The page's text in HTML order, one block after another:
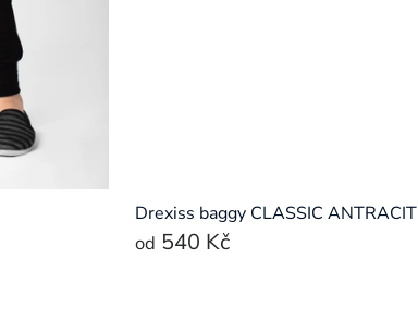
Drexiss baggy CLASSIC ANTRACIT
od 540 Kč